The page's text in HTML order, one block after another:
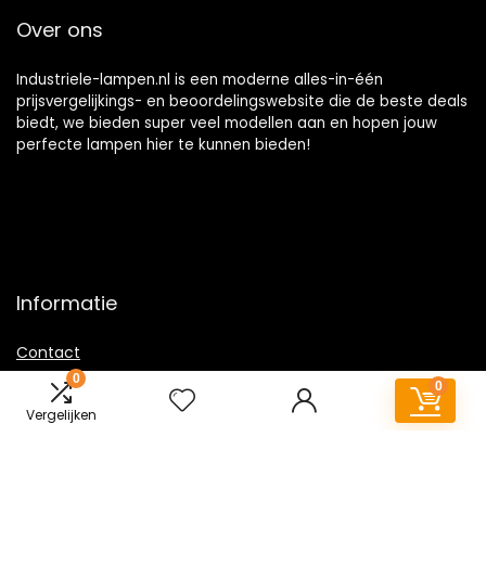
0
Vergelijken
0
Over ons
Industriele-lampen.nl is een moderne alles-in-één
prijsvergelijkings- en beoordelingswebsite die de beste deals
biedt, we bieden super veel modellen aan en hopen jouw
perfecte lampen hier te kunnen bieden!
Informatie
Contact
Klantenservice
Over ons